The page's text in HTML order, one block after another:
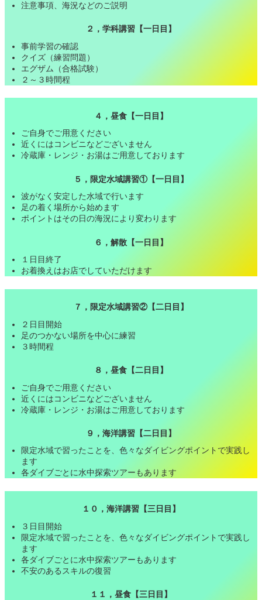
注意事項、海況などのご説明
２，学科講習【一日目】
事前学習の確認
クイズ（練習問題）
エグザム（合格試験）
２～３時間程
４，昼食【一日目】
ご自身でご用意ください
近くにはコンビニなどございません
冷蔵庫・レンジ・お湯はご用意しております
５，限定水域講習①【一日目】
波がなく安定した水域で行います
足の着く場所から始めます
ポイントはその日の海況により変わります
６，解散【一日目】
１日目終了
お着換えはお店でしていただけます
７，限定水域講習②【二日目】
２日目開始
足のつかない場所を中心に練習
３時間程
８，昼食【二日目】
ご自身でご用意ください
近くにはコンビニなどございません
冷蔵庫・レンジ・お湯はご用意しております
９，海洋講習【二日目】
限定水域で習ったことを、色々なダイビングポイントで実践し
ます
各ダイブごとに水中探索ツアーもあります
１０，海洋講習【三日目】
３日目開始
限定水域で習ったことを、色々なダイビングポイントで実践し
ます
各ダイブごとに水中探索ツアーもあります
不安のあるスキルの復習
１１，昼食【三日目】